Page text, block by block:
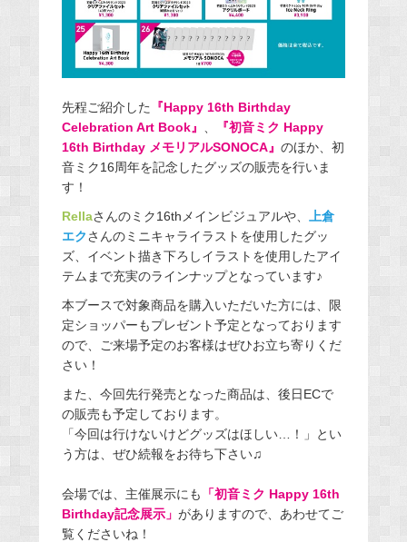
先程ご紹介した 『Happy 16th Birthday
Celebration Art Book』
『初音ミク Happy
16th Birthday メモリアルSONOCA』 のほか、初
音ミク16周年を記念したグッズの販売を行いま
す！
Rellaさんのミク16thメインビジュアルや、
上倉
エクさんのミニキャライラストを使用したグッ
ズ、イベント描き下ろしイラストを使用したアイ
テムまで充実のラインナップとなっています♪
本ブースで対象商品を購入いただいた方には、限
定ショッパーもプレゼント予定となっております
ので、ご来場予定のお客様はぜひお立ち寄りくだ
さい！
また、今回先行発売となった商品は、後日ECで
の販売も予定しております。
「今回は行けないけどグッズはほしい…！」とい
う方は、ぜひ続報をお待ち下さい♫
会場では、主催展示にも 「初音ミク Happy 16th
Birthday記念展示」 がありますので、あわせてご
覧くださいね！